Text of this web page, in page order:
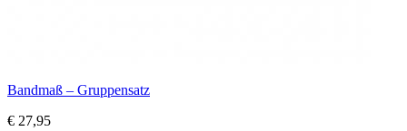
Bandmaß – Gruppensatz
€ 27,95